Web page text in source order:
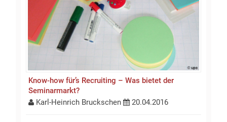
Know-how für’s Recruiting – Was bietet der
Seminarmarkt?
Karl-Heinrich Bruckschen
20.04.2016